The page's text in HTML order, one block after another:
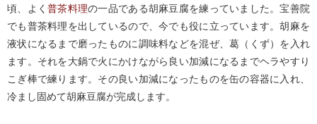
頃、よく普茶料理の一品である胡麻豆腐を練っていました。宝善院
でも普茶料理を出しているので、今でも役に立っています。胡麻を
液状になるまで磨ったものに調味料などを混ぜ、葛（くず）を入れ
ます。それを大鍋で火にかけながら良い加減になるまでヘラやすり
こぎ棒で練ります。その良い加減になったものを缶の容器に入れ、
冷まし固めて胡麻豆腐が完成します。